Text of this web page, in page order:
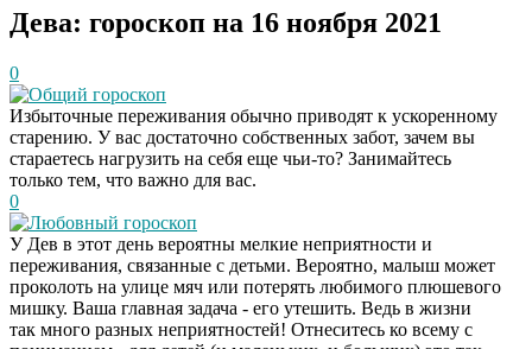
Дева: гороскоп на 16 ноября 2021
0
Общий гороскоп
Избыточные переживания обычно приводят к ускоренному
старению. У вас достаточно собственных забот, зачем вы
стараетесь нагрузить на себя еще чьи-то? Занимайтесь
только тем, что важно для вас.
0
Любовный гороскоп
У Дев в этот день вероятны мелкие неприятности и
переживания, связанные с детьми. Вероятно, малыш может
проколоть на улице мяч или потерять любимого плюшевого
мишку. Ваша главная задача - его утешить. Ведь в жизни
так много разных неприятностей! Отнеситесь ко всему с